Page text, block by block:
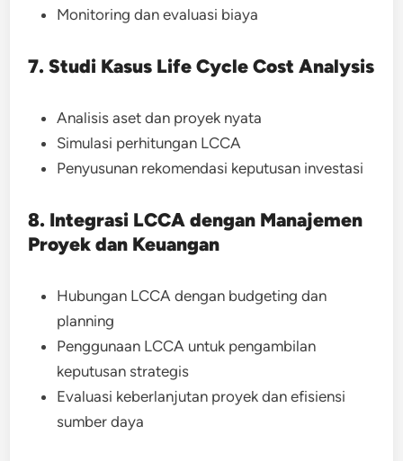
Monitoring dan evaluasi biaya
7. Studi Kasus Life Cycle Cost Analysis
Analisis aset dan proyek nyata
Simulasi perhitungan LCCA
Penyusunan rekomendasi keputusan investasi
8. Integrasi LCCA dengan Manajemen
Proyek dan Keuangan
Hubungan LCCA dengan budgeting dan
planning
Penggunaan LCCA untuk pengambilan
keputusan strategis
Evaluasi keberlanjutan proyek dan efisiensi
sumber daya